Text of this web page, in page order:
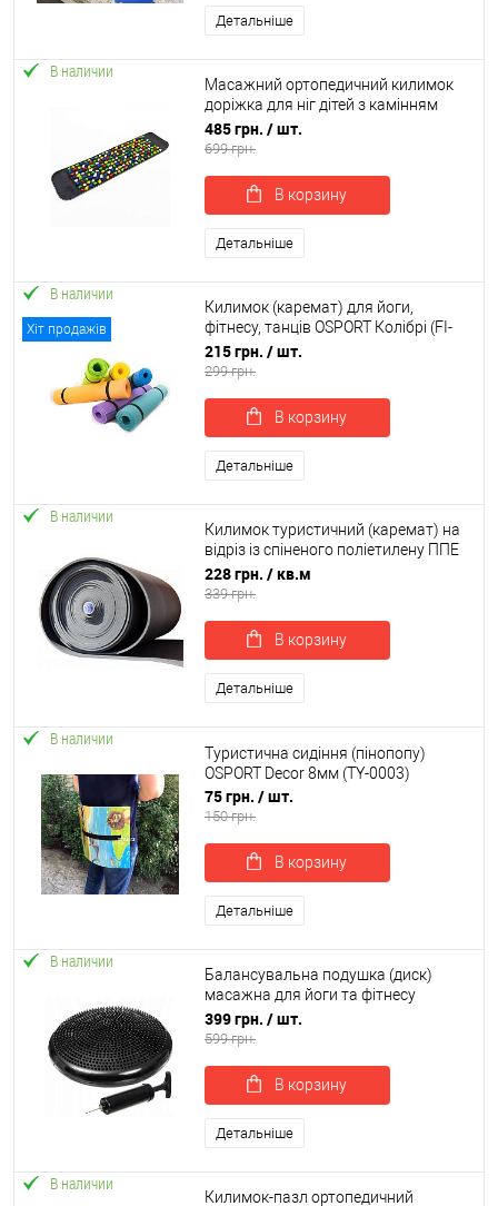
Детальніше
В наличии
Масажний ортопедичний килимок
доріжка для ніг дітей з камінням
120см OSPORT (OF-0278)
485 грн. / шт.
699 грн.
В корзину
Детальніше
Хіт продажів
В наличии
Килимок (каремат) для йоги,
фітнесу, танців OSPORT Колібрі (FI-
0077)
215 грн. / шт.
299 грн.
В корзину
Детальніше
В наличии
Килимок туристичний (каремат) на
відріз із спіненого поліетилену ППЕ
НХ OSPORT товщина 10мм (FI-0032)
228 грн. / кв.м
339 грн.
В корзину
Детальніше
В наличии
Туристична сидіння (пінопопу)
OSPORT Decor 8мм (TY-0003)
75 грн. / шт.
150 грн.
В корзину
Детальніше
В наличии
Балансувальна подушка (диск)
масажна для йоги та фітнесу
(масажер для ніг/стоп) + насос
OSPORT (OF-0300)
399 грн. / шт.
599 грн.
В корзину
Детальніше
В наличии
Килимок-пазл ортопедичний